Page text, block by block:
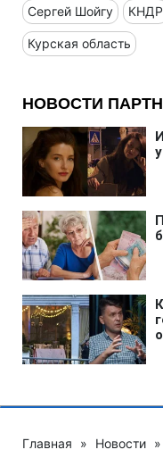
Сергей Шойгу КНДР
Курская область
Главная » Новости »